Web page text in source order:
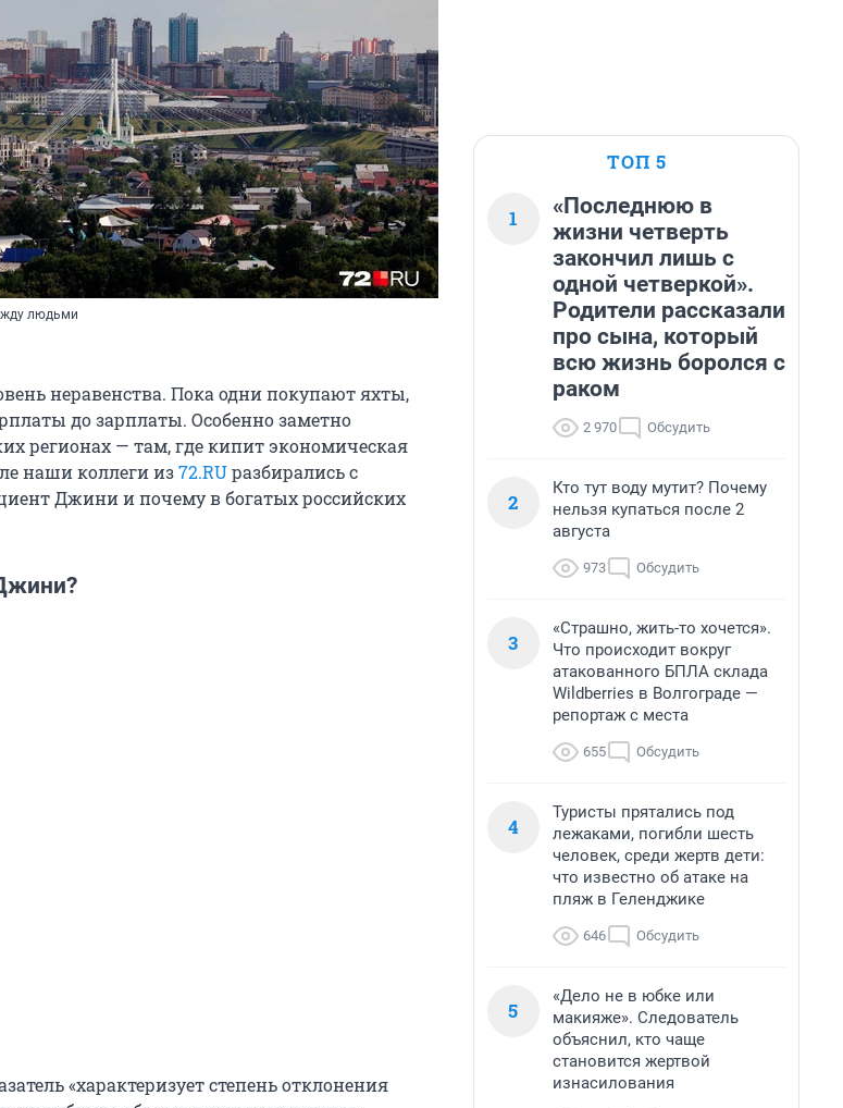
людьми
неравенства. Пока одни покупают яхты,
до зарплаты. Особенно заметно
регионах — там, где кипит экономическая
наши коллеги из72.RUразбирались с
Джини и почему в богатых российских
«характеризует степень отклонения
ТОП 5
1
«Последнюю в
жизни четверть
закончил лишь с
одной четверкой».
Родители рассказали
про сына, который
всю жизнь боролся с
раком
2 970 Обсудить
2
Кто тут воду мутит? Почему
нельзя купаться после 2
августа
973 Обсудить
3
«Страшно, жить-то хочется».
Что происходит вокруг
атакованного БПЛА склада
Wildberries в Волгограде —
репортаж с места
655 Обсудить
4
Туристы прятались под
лежаками, погибли шесть
человек, среди жертв дети:
что известно об атаке на
пляж в Геленджике
646 Обсудить
5
«Дело не в юбке или
макияже». Следователь
объяснил, кто чаще
становится жертвой
изнасилования